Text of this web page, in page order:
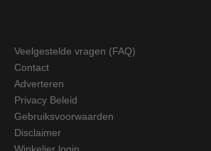
Veelgestelde vragen (FAQ)
Contact
Adverteren
Privacy Beleid
Gebruiksvoorwaarden
Disclaimer